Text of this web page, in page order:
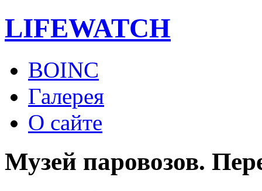
LIFEWATCH
BOINC
Галерея
О сайте
Музей паровозов.